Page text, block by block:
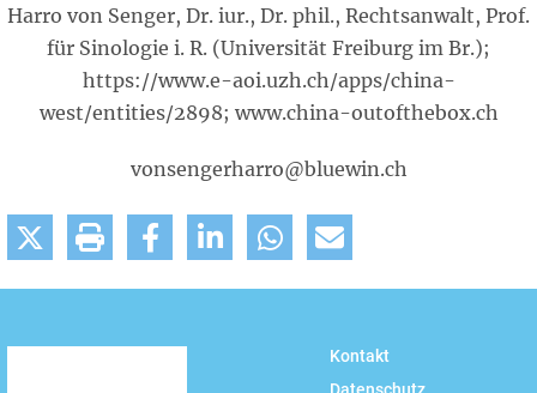
Harro von Senger, Dr. iur., Dr. phil., Rechtsanwalt, Prof.
für Sinologie i. R. (Universität Freiburg im Br.);
https://www.e-aoi.uzh.ch/apps/china-
west/entities/2898; www.china-outofthebox.ch
vonsengerharro@bluewin.ch
Kontakt